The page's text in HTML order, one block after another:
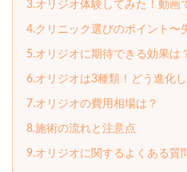
3.オリジオ体験してみた！動画
4.クリニック選びのポイント〜
5.オリジオに期待できる効果は
6.オリジオは3種類！どう進化し
7.オリジオの費用相場は？
8.施術の流れと注意点
9.オリジオに関するよくある質